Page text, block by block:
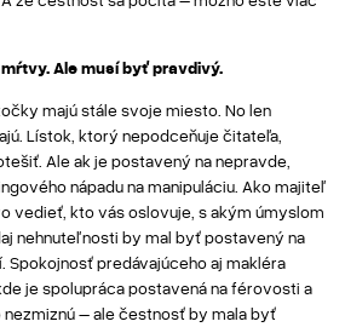
Ale musí byť pravdivý.
majú stále svoje miesto. No len
Lístok, ktorý nepodceňuje čitateľa,
Ale ak je postavený na nepravde,
nápadu na manipuláciu. Ako majiteľ
vedieť, kto vás oslovuje, s akým úmyslom
nehnuteľnosti by mal byť postavený na
Spokojnosť predávajúceho aj makléra
je spolupráca postavená na férovosti a
– ale čestnosť by mala byť